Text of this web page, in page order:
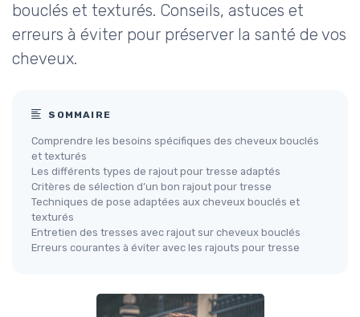
bouclés et texturés. Conseils, astuces et
erreurs à éviter pour préserver la santé de vos
cheveux.
SOMMAIRE
Comprendre les besoins spécifiques des cheveux bouclés
et texturés
Les différents types de rajout pour tresse adaptés
Critères de sélection d’un bon rajout pour tresse
Techniques de pose adaptées aux cheveux bouclés et
texturés
Entretien des tresses avec rajout sur cheveux bouclés
Erreurs courantes à éviter avec les rajouts pour tresse